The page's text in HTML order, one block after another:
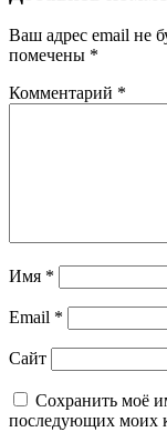
Ваш адрес email не
помечены *
Комментарий *
Имя *
Email *
Сайт
Сохранить моё
последующих моих